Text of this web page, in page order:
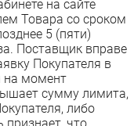
на сайте
Товара со сроком
5 (пяти)
Поставщик вправе
Покупателя в
на момент
сумму лимита,
либо